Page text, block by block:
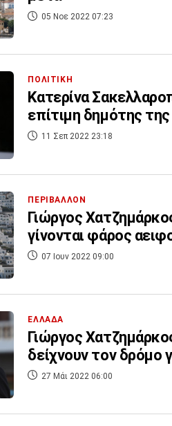
05 Νοε 2022 07:23
ΠΟΛΙΤΙΚΗ
Κατερίνα
επίτιμη δημότης
11 Σεπ 2022 23:18
ΠΕΡΙΒΑΛΛΟΝ
Γιώργος
γίνονται φάρος
07 Ιουν 2022 09:00
ΕΛΛΑΔΑ
Γιώργος
δείχνουν τον δρόμο
27 Μάι 2022 06:00